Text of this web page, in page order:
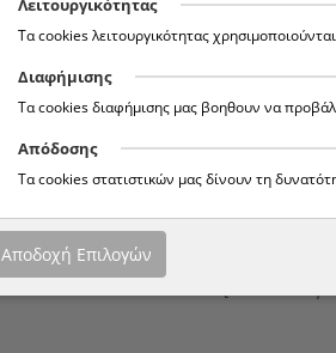
Τα cookies λειτουργικότητας
Διαφήμισης
Τα cookies διαφήμισης μας βοηθουν να
Απόδοσης
Τα cookies στατιστικών μας δίνουν τη
Αποδοχή Επιλογών